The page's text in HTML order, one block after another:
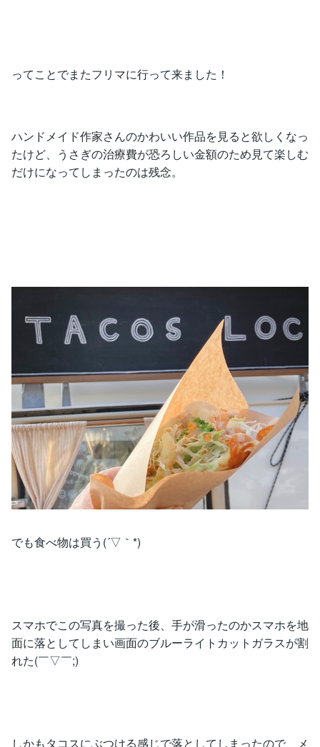
ってことでまたフリマに行って来ました！
ハンドメイド作家さんのかわいい作品を見ると欲しくなっ
たけど、うさぎの治療費が恐ろしい金額のため見て楽しむ
だけになってしまったのは残念。
でも食べ物は買う(´▽｀*)
スマホでこの写真を撮った後、手が滑ったのかスマホを地
面に落としてしまい画面のブルーライトカットガラスが割
れた(￣▽￣;)
しかもタコスにぶつける感じで落としてしまったので、メ